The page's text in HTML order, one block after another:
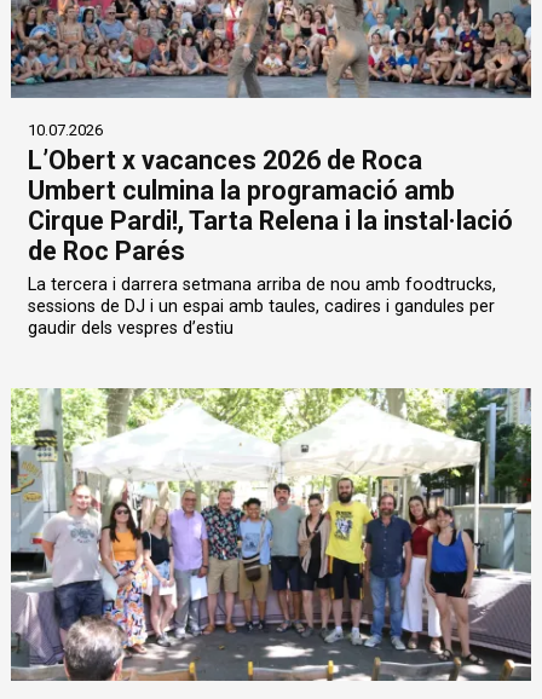
10.07.2026
L’Obert x vacances 2026 de Roca
Umbert culmina la programació amb
Cirque Pardi!, Tarta Relena i la instal·lació
de Roc Parés
La tercera i darrera setmana arriba de nou amb foodtrucks,
sessions de DJ i un espai amb taules, cadires i gandules per
gaudir dels vespres d’estiu